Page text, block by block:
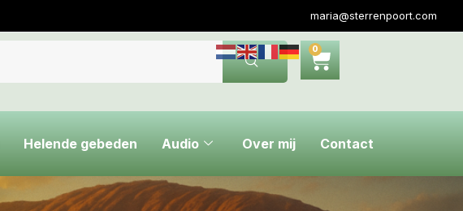
maria@sterrenpoort.com
0
Helende gebeden Audio Over mij Contact